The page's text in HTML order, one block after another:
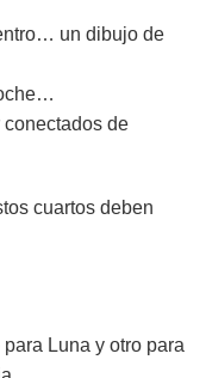
un dibujo de
conectados de
cuartos deben
Luna y otro para